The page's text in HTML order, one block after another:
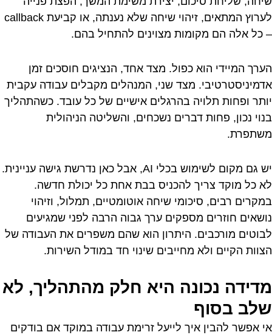
לערוץ המתאים, זיהוי שיחה שלא נענתה, או קביעת callback
– כל אלה הם מקומות מצוינים להתחיל בהם.
הערך המיידי הוא כפול. מצד אחד, הנציגים חוסכים זמן
אדמיניסטרטיבי. מצד שני, המנהלים מקבלים עבודה עקבית
יותר ופחות תלויה בהרגלים אישיים של כל עובד. כשהתהליך
בנוי נכון, פחות דברים נשכחים, והשליטה הניהולית
משתפרת.
יש גם מקום לשימוש בכלי AI, אבל כאן נדרשת גישה עניינית.
לא כל מוקד צריך להכניס בבת אחת כל יכולת חדשה.
במקרים רבים, סיכומי שיחה אוטומטיים, תמלול, וזיהוי
נושאים חוזרים מספקים ערך גבוה הרבה לפני שמגיעים
לבוטים מורכבים. היתרון הוא שהם משפרים את העבודה של
הצוות הקיים ולא מחייבים שינוי חד במודל השירות.
מדידה נכונה היא חלק מהתהליך, לא
שלב בסוף
אי אפשר להבין איך לייעל זרימת עבודה במוקד אם בודקים